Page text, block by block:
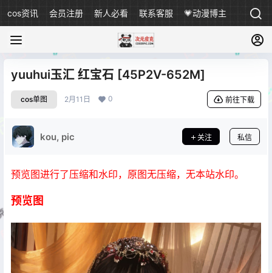
cos资讯 会员注册 新人必看 联系客服 💗动漫博主
yuuhui玉汇 红宝石 [45P2V-652M]
cos单图 2月11日 0 前往下载
kou, pic 关注 私信
预览图进行了压缩和水印，原图无压缩，无本站水印。
预览图